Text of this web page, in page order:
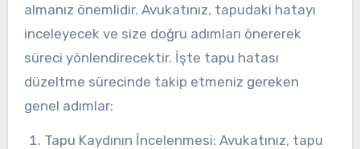
almanız önemlidir. Avukatınız, tapudaki hatayı
inceleyecek ve size doğru adımları önererek
süreci yönlendirecektir. İşte tapu hatası
düzeltme sürecinde takip etmeniz gereken
genel adımlar:
Tapu Kaydının İncelenmesi: Avukatınız, tapu